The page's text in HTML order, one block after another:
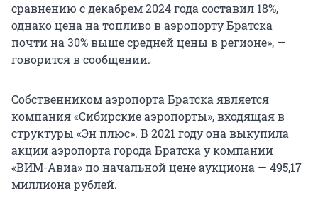
сравнению с декабрем 2024 года составил 18%,
однако цена на топливо в аэропорту Братска
почти на 30% выше средней цены в регионе», —
говорится в сообщении.
Собственником аэропорта Братска является
компания «Сибирские аэропорты», входящая в
структуры «Эн плюс». В 2021 году она выкупила
акции аэропорта города Братска у компании
«ВИМ-Авиа» по начальной цене аукциона — 495,17
миллиона рублей.